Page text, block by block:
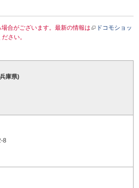
合がございます。最新の情報は
ドコモショッ
さい。
庫県)
8